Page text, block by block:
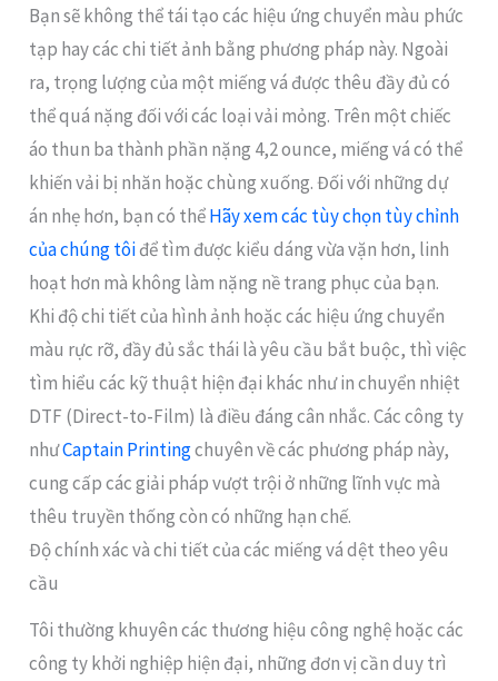
Bạn sẽ không thể tái tạo các hiệu ứng chuyển màu phức
tạp hay các chi tiết ảnh bằng phương pháp này. Ngoài
ra, trọng lượng của một miếng vá được thêu đầy đủ có
thể quá nặng đối với các loại vải mỏng. Trên một chiếc
áo thun ba thành phần nặng 4,2 ounce, miếng vá có thể
khiến vải bị nhăn hoặc chùng xuống. Đối với những dự
án nhẹ hơn, bạn có thểHãy xem các tùy chọn tùy chỉnh
của chúng tôiđể tìm được kiểu dáng vừa vặn hơn, linh
hoạt hơn mà không làm nặng nề trang phục của bạn.
Khi độ chi tiết của hình ảnh hoặc các hiệu ứng chuyển
màu rực rỡ, đầy đủ sắc thái là yêu cầu bắt buộc, thì việc
tìm hiểu các kỹ thuật hiện đại khác như in chuyển nhiệt
DTF (Direct-to-Film) là điều đáng cân nhắc. Các công ty
nhưCaptain Printingchuyên về các phương pháp này,
cung cấp các giải pháp vượt trội ở những lĩnh vực mà
thêu truyền thống còn có những hạn chế.
Độ chính xác và chi tiết của các miếng vá dệt theo yêu
cầu
Tôi thường khuyên các thương hiệu công nghệ hoặc các
công ty khởi nghiệp hiện đại, những đơn vị cần duy trì